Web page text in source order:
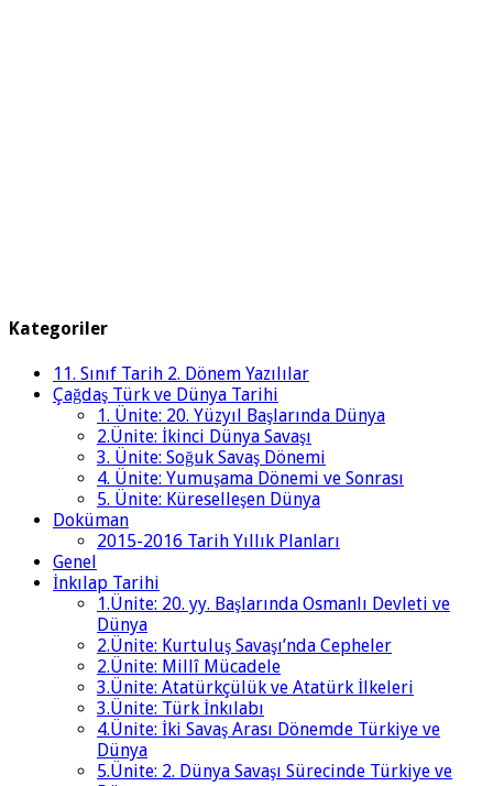
Kategoriler
11. Sınıf Tarih 2. Dönem Yazılılar
Çağdaş Türk ve Dünya Tarihi
1. Ünite: 20. Yüzyıl Başlarında Dünya
2.Ünite: İkinci Dünya Savaşı
3. Ünite: Soğuk Savaş Dönemi
4. Ünite: Yumuşama Dönemi ve Sonrası
5. Ünite: Küreselleşen Dünya
Doküman
2015-2016 Tarih Yıllık Planları
Genel
İnkılap Tarihi
1.Ünite: 20. yy. Başlarında Osmanlı Devleti ve
Dünya
2.Ünite: Kurtuluş Savaşı’nda Cepheler
2.Ünite: Millî Mücadele
3.Ünite: Atatürkçülük ve Atatürk İlkeleri
3.Ünite: Türk İnkılabı
4.Ünite: İki Savaş Arası Dönemde Türkiye ve
Dünya
5.Ünite: 2. Dünya Savaşı Sürecinde Türkiye ve